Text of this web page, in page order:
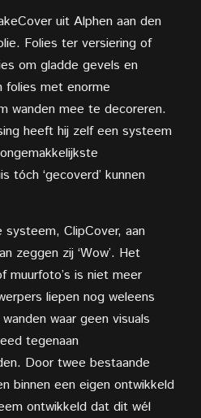
uit Alphen aan den
Folies ter versiering of
om gladde gevels en
folies met enorme
wanden mee te decoreren.
heeft hij zelf een systeem
tóch ‘gecoverd’ kunnen
systeem, ClipCover, aan
zeggen zij ‘Wow’. Het
muurfoto’s is niet meer
liepen nog weleens
waar geen visuals
tegenaan
Door twee bestaande
binnen een eigen ontwikkeld
ontwikkeld dat dit wél